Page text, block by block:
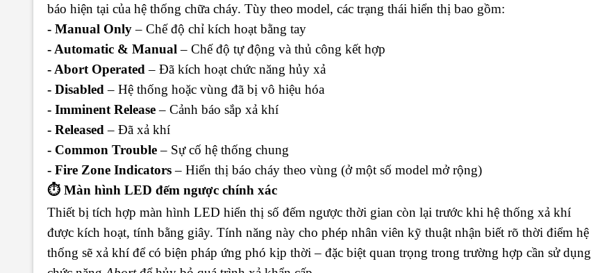
báo hiện tại của hệ thống chữa cháy. Tùy theo model, các trạng thái hiển thị bao gồm:
- Manual Only– Chế độ chỉ kích hoạt bằng tay
- Automatic & Manual – Chế độ tự động và thủ công kết hợp
- Abort Operated – Đã kích hoạt chức năng hủy xả
- Disabled – Hệ thống hoặc vùng đã bị vô hiệu hóa
- Imminent Release– Cảnh báo sắp xả khí
- Released – Đã xả khí
- Common Trouble– Sự cố hệ thống chung
- Fire Zone Indicators– Hiển thị báo cháy theo vùng (ở một số model mở rộng)
⏱️ Màn hình LED đếm ngược chính xác
Thiết bị tích hợp màn hình LED hiển thị số đếm ngược thời gian còn lại trước khi hệ thống xả khí
được kích hoạt, tính bằng giây. Tính năng này cho phép nhân viên kỹ thuật nhận biết rõ thời điểm hệ
thống sẽ xả khí để có biện pháp ứng phó kịp thời – đặc biệt quan trọng trong trường hợp cần sử dụng